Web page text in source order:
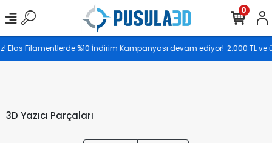
Saat 17.00’ye kadar vereceğiniz siparişler aynı gün
kargoya teslim edilir.
Filamentlerde %10 İndirim Kampanyası devam ediyor! 2.000 TL ve
0
3D Yazıcı Parçaları